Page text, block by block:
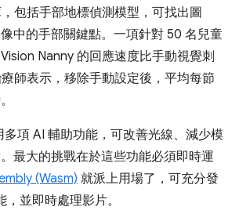
包括手部地標偵測模型，可找出圖
中的手部關鍵點。一項針對 50 名兒童
Nanny 的回應速度比手動視覺刺
師表示，移除手動設定後，平均每節
項 AI 輔助功能，可改善光線、減少模
最大的挑戰在於這些功能必須即時運
(Wasm) 就派上用場了，可充分發
並即時處理影片。